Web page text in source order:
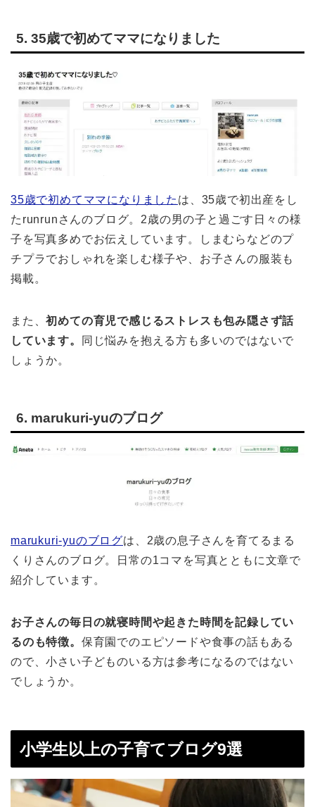
5. 35歳で初めてママになりました
35歳で初めてママになりました は、35歳で初出産をし
たrunrunさんのブログ。2歳の男の子と過ごす日々の様
子を写真多めでお伝えしています。しまむらなどのプ
チプラでおしゃれを楽しむ様子や、お子さんの服装も
掲載。
また、初めての育児で感じるストレスも包み隠さず話
しています。
同じ悩みを抱える方も多いのではないで
しょうか。
6. marukuri-yuのブログ
marukuri-yuのブログは、2歳の息子さんを育てるまる
くりさんのブログ。日常の1コマを写真とともに文章で
紹介しています。
お子さんの毎日の就寝時間や起きた時間を記録してい
るのも特徴。 保育園でのエピソードや食事の話もある
ので、小さい子どものいる方は参考になるのではない
でしょうか。
小学生以上の子育てブログ9選